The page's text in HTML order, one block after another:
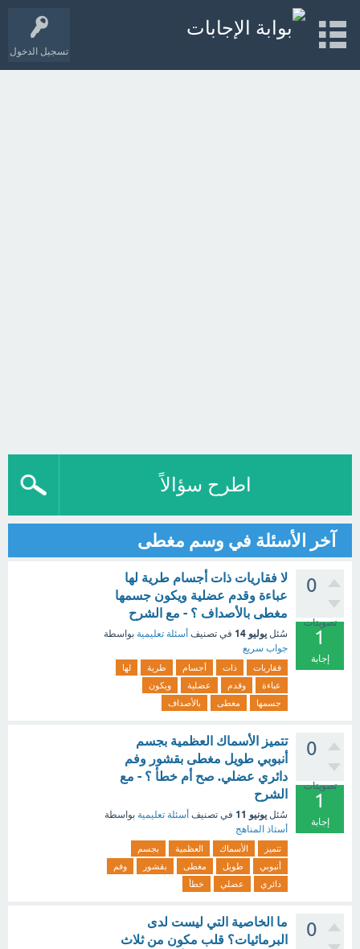
تسجيل الدخول
اطرح سؤالاً
آخر الأسئلة في وسم مغطى
0
تصويتات
1
إجابة
لا فقاريات ذات أجسام طرية لها
عباءة وقدم عضلية ويكون جسمها
مغطى بالأصداف ؟ - مع الشرح
سُئل يوليو 14 في تصنيف أسئلة تعليمية بواسطة
جواب سريع
فقاريات ذات أجسام طرية
لها
عباءة
وقدم عضلية
ويكون
جسمها
مغطى بالأصداف
0
تصويتات
1
إجابة
تتميز الأسماك العظمية بجسم
أنبوبي طويل مغطى بقشور وفم
دائري عضلي. صح أم خطأ ؟ - مع
الشرح
سُئل يونيو 11 في تصنيف أسئلة تعليمية بواسطة
أستاذ المناهج
تتميز الأسماك العظمية
بجسم
أنبوبي
طويل مغطى بقشور
وفم
دائري
عضلي خطأ
0
ما الخاصية التي ليست لدى
البرمائيات؟ قلب مكون من ثلاث